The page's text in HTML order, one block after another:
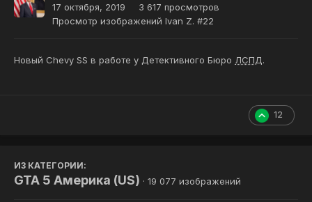
17 октября, 2019
3 617 просмотров
Просмотр изображений Ivan Z. #22
Новый Chevy SS в работе у Детективного Бюро ЛСПД.
12
ИЗ КАТЕГОРИИ:
GTA 5 Америка (US) · 19 077 изображений